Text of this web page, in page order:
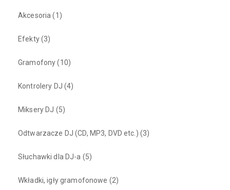
Akcesoria (1)
Efekty(3)
Gramofony(10)
Kontrolery DJ (4)
Miksery DJ (5)
Odtwarzacze DJ (CD, MP3, DVD etc.) (3)
Słuchawki dla DJ-a (5)
Wkładki, igły gramofonowe (2)